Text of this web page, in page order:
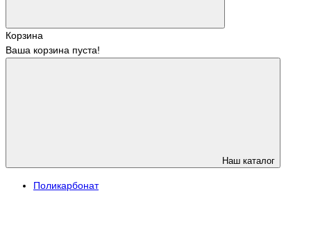
Корзина
Ваша корзина пуста!
Наш каталог
Поликарбонат